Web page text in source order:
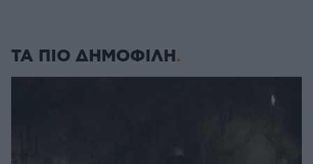
ΤΑ ΠΙΟ ΔΗΜΟΦΙΛΗ